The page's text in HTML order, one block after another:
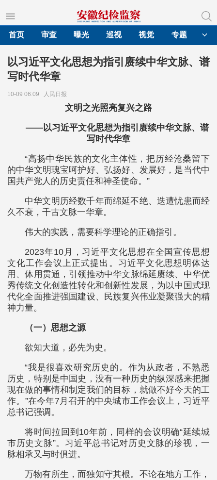
首页
审查 曝光 巡视 视觉 专题
以习近平文化思想为指引赓续中华文脉、谱
写时代华章
10-09 06:09 人民日报
文明之光照亮复兴之路
——以习近平文化思想为指引赓续中华文脉、谱
写时代华章
“高扬中华民族的文化主体性，把历经沧桑留下
的中华文明瑰宝呵护好、弘扬好、发展好，是当代中
国共产党人的历史责任和神圣使命。”
中华文明历经数千年而绵延不绝、迭遭忧患而经
久不衰，千古文脉一华章。
伟大的实践，需要科学理论的正确指引。
2023年10月，习近平文化思想在全国宣传思想
文化工作会议上正式提出。习近平文化思想明体达
用、体用贯通，引领推动中华文脉绵延赓续、中华优
秀传统文化创造性转化和创新性发展，为以中国式现
代化全面推进强国建设、民族复兴伟业凝聚强大的精
神力量。
（一）思想之源
欲知大道，必先为史。
“我是很喜欢研究历史的。作为从政者，不熟悉
历史，特别是中国史，没有一种历史的纵深感来把握
现在做的事情和制定我们的目标，就做不好今天的工
作。”在今年7月召开的中央城市工作会议上，习近平
总书记强调。
将时间拉回到10年前，同样的会议明确“延续城
市历史文脉”。习近平总书记对历史文脉的珍视，一
脉相承又与时俱进。
万物有所生，而独知守其根。不论在地方工作，